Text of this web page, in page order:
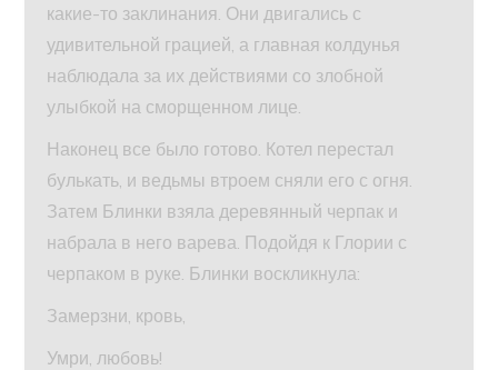
какие-то заклинания. Они двигались с
удивительной грацией, а главная колдунья
наблюдала за их действиями со злобной
улыбкой на сморщенном лице.
Наконец все было готово. Котел перестал
булькать, и ведьмы втроем сняли его с огня.
Затем Блинки взяла деревянный черпак и
набрала в него варева. Подойдя к Глории с
черпаком в руке. Блинки воскликнула:
Замерзни, кровь,
Умри, любовь!